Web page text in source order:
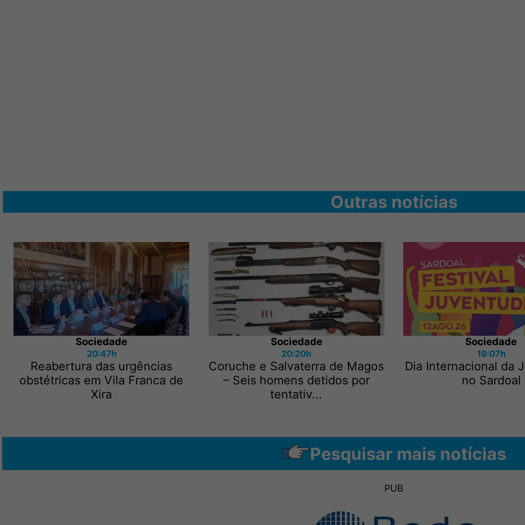
Outras notícias
Sociedade
20:47h
Reabertura das urgências
obstétricas em Vila Franca de
Xira
Sociedade
20:20h
Coruche e Salvaterra de Magos
– Seis homens detidos por
tentativ...
Sociedade
19:07h
Dia Internacional da
no Sardoal
Pesquisar mais notícias
PUB